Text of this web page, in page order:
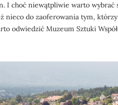
I choć niewątpliwie warto wybrać
nieco do zaoferowania tym,
odwiedzić Muzeum Sztuki